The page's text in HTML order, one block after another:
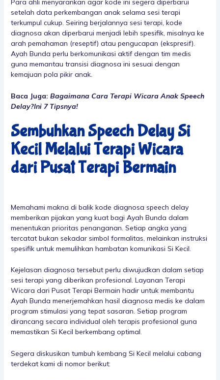
Para ahli menyarankan agar kode ini segera diperbarui
setelah data perkembangan anak selama sesi terapi
terkumpul cukup. Seiring berjalannya sesi terapi, kode
diagnosa akan diperbarui menjadi lebih spesifik, misalnya ke
arah pemahaman (reseptif) atau pengucapan (ekspresif).
Ayah Bunda perlu berkomunikasi aktif dengan tim medis
guna memantau transisi diagnosa ini sesuai dengan
kemajuan pola pikir anak.
Baca Juga: Bagaimana Cara Terapi Wicara Anak Speech
Delay?Ini 7 Tipsnya!
Sembuhkan Speech Delay Si
Kecil Melalui Terapi Wicara
dari Pusat Terapi Bermain
Memahami makna di balik kode diagnosa speech delay
memberikan pijakan yang kuat bagi Ayah Bunda dalam
menentukan prioritas penanganan. Setiap angka yang
tercatat bukan sekadar simbol formalitas, melainkan instruksi
spesifik untuk memulihkan hambatan komunikasi Si Kecil.
Kejelasan diagnosa tersebut perlu diwujudkan dalam setiap
sesi terapi yang diberikan profesional. Layanan Terapi
Wicara dari Pusat Terapi Bermain hadir untuk membantu
Ayah Bunda menerjemahkan hasil diagnosa medis ke dalam
program stimulasi yang tepat sasaran. Setiap program
dirancang secara individual oleh terapis profesional guna
memastikan Si Kecil berkembang optimal.
Segera diskusikan tumbuh kembang Si Kecil melalui cabang
terdekat kami di nomor berikut: